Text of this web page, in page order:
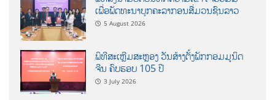
ເພື່ອພັດທະນາບຸກຄະລາກອນສື່ມວນຊົນລາວ
5 August 2026
ພິທີສະເຫຼີມສະຫຼອງ ວັນສ້າງຕັ້ງພັກກອມມູນິດ
ຈີນ ຄົບຮອບ 105 ປີ
3 July 2026